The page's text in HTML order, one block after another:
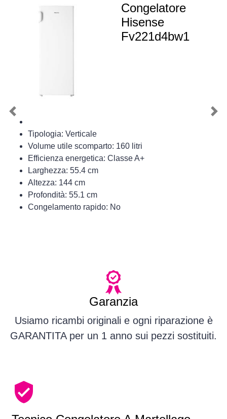
Congelatore
Hisense
Fv221d4bw1
Tipologia: Verticale
Volume utile scomparto: 160 litri
Efficienza energetica: Classe A+
Larghezza: 55.4 cm
Altezza: 144 cm
Profondità: 55.1 cm
Congelamento rapido: No
Previous
Garanzia
Usiamo ricambi originali e ogni riparazione è
GARANTITA per un 1 anno sui pezzi sostituiti.